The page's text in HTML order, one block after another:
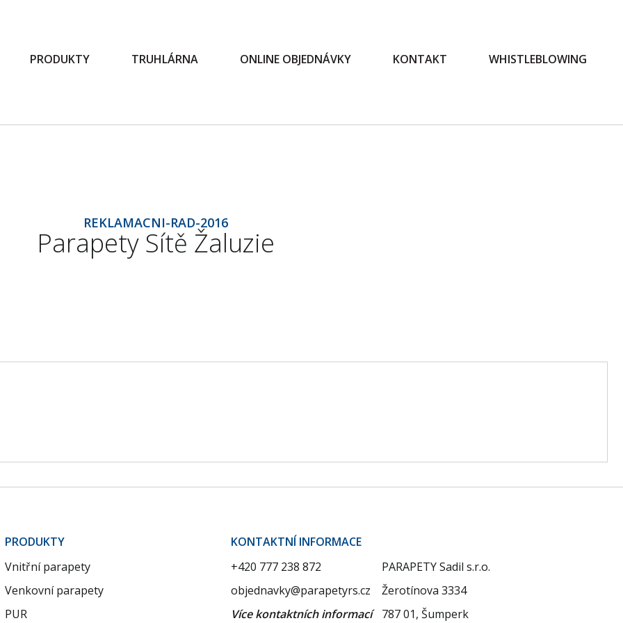
PRODUKTY TRUHLÁRNA ONLINE OBJEDNÁVKY KONTAKT WHISTLEBLOWING
REKLAMACNI-RAD-2016
Parapety Sítě Žaluzie
PRODUKTY
Vnitřní parapety
Venkovní parapety
PUR
KONTAKTNÍ INFORMACE
+420 777 238 872
objednavky@parapetyrs.cz
Více kontaktních informací
PARAPETY Sadil s.r.o.
Žerotínova 3334
787 01, Šumperk